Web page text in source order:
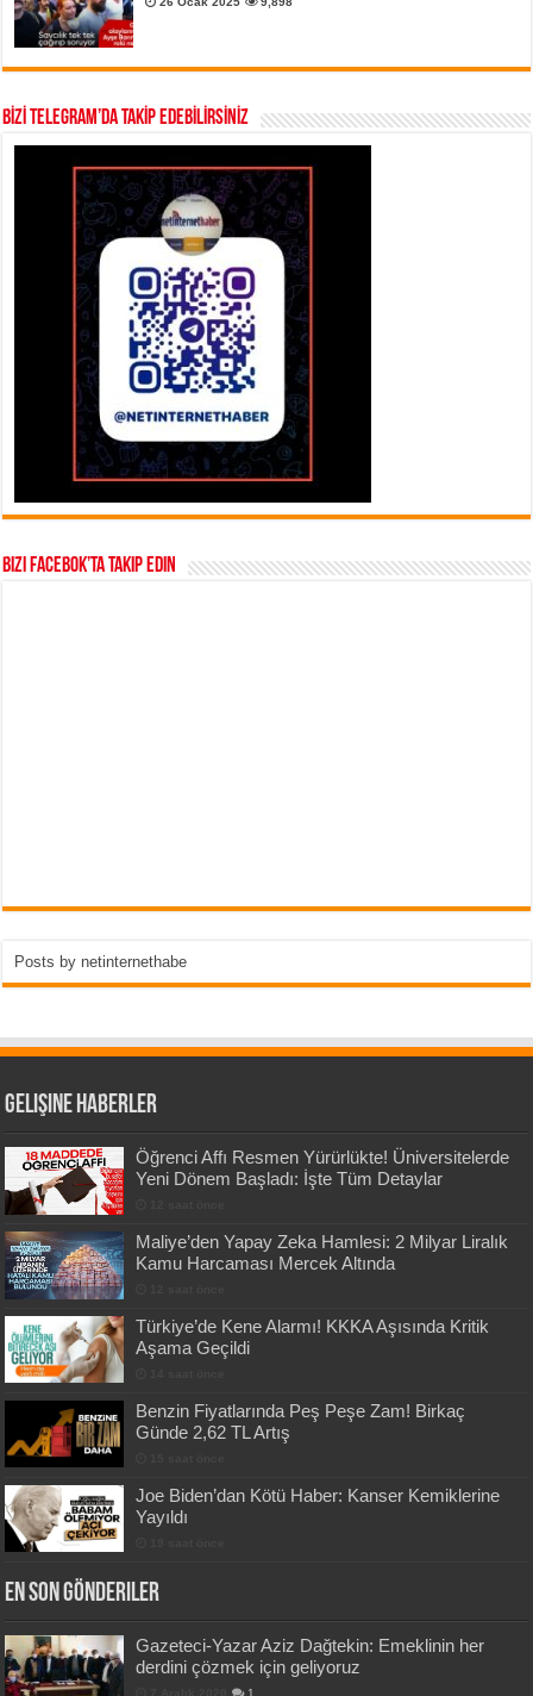
BİZİ TELEGRAM’DA TAKİP EDEBİLİRSİNİZ
Bizi Facebok’ta takip edin
Posts by netinternethabe
Gelişine Haberler
Öğrenci Affı Resmen Yürürlükte! Üniversitelerde
Yeni Dönem Başladı: İşte Tüm Detaylar
Maliye’den Yapay Zeka Hamlesi: 2 Milyar Liralık
Kamu Harcaması Mercek Altında
Türkiye’de Kene Alarmı! KKKA Aşısında Kritik
Aşama Geçildi
Benzin Fiyatlarında Peş Peşe Zam! Birkaç
Günde 2,62 TL Artış
Joe Biden’dan Kötü Haber: Kanser Kemiklerine
Yayıldı
En Son Gönderiler
Gazeteci-Yazar Aziz Dağtekin: Emeklinin her
derdini çözmek için geliyoruz
1